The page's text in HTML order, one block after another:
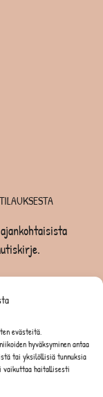
evästeitä,
hyväksyminen antaa
tai yksilöllisiä tunnuksia
vaikuttaa haitallisesti